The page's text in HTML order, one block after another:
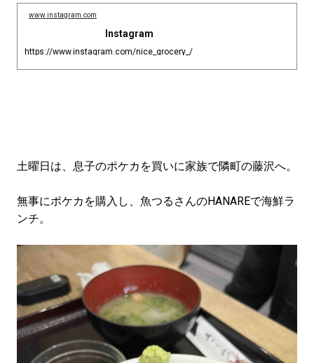
www.instagram.com
Instagram
https://www.instagram.com/nice_grocery_/
土曜日は、息子のポケカを買いに家族で隣町の藤沢へ。
無事にポケカを購入し、魚つるさんのHANAREで海鮮ラ
ンチ。